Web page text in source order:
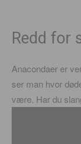
Redd for
Anacondaer er
ser man hvor
være. Har du